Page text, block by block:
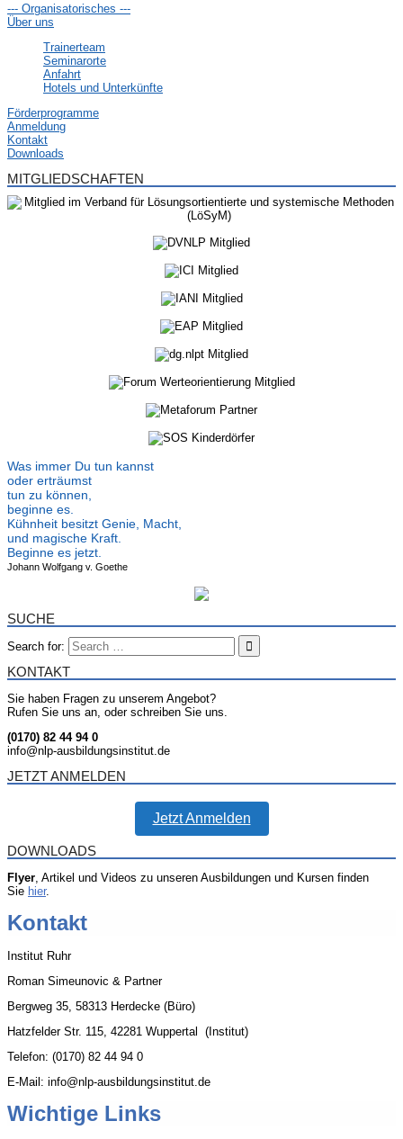
--- Organisatorisches ---
Über uns
Trainerteam
Seminarorte
Anfahrt
Hotels und Unterkünfte
Förderprogramme
Anmeldung
Kontakt
Downloads
MITGLIEDSCHAFTEN
Was immer Du tun kannst
oder erträumst
tun zu können,
beginne es.
Kühnheit besitzt Genie, Macht,
und magische Kraft.
Beginne es jetzt.
Johann Wolfgang v. Goethe
SUCHE
Search for:
KONTAKT
Sie haben Fragen zu unserem Angebot?
Rufen Sie uns an, oder schreiben Sie uns.
(0170) 82 44 94 0
info@nlp-ausbildungsinstitut.de
JETZT ANMELDEN
Jetzt Anmelden
DOWNLOADS
Flyer , Artikel und Videos zu unseren Ausbildungen und Kursen finden
Sie hier.
Kontakt
Institut Ruhr
Roman Simeunovic & Partner
Bergweg 35, 58313 Herdecke (Büro)
Hatzfelder Str. 115, 42281 Wuppertal (Institut)
Telefon: (0170) 82 44 94 0
E-Mail: info@nlp-ausbildungsinstitut.de
Wichtige Links